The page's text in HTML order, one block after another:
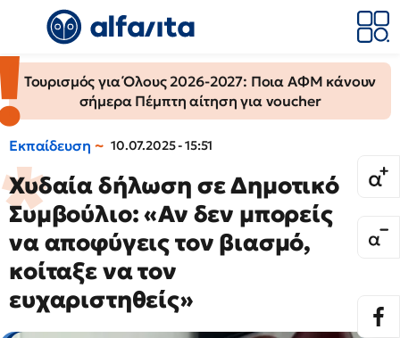
Τουρισμός για Όλους 2026-2027: Ποια ΑΦΜ κάνουν
σήμερα Πέμπτη αίτηση για voucher
Εκπαίδευση 10.07.2025 - 15:51
Χυδαία δήλωση σε Δημοτικό
Συμβούλιο: «Αν δεν μπορείς
να αποφύγεις τον βιασμό,
κοίταξε να τον
ευχαριστηθείς»